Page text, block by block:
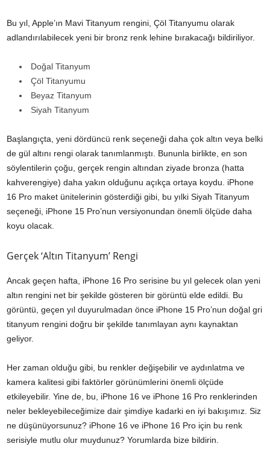
Bu yıl, Apple’ın Mavi Titanyum rengini, Çöl Titanyumu olarak
adlandırılabilecek yeni bir bronz renk lehine bırakacağı bildiriliyor.
Doğal Titanyum
Çöl Titanyumu
Beyaz Titanyum
Siyah Titanyum
Başlangıçta, yeni dördüncü renk seçeneği daha çok altın veya belki
de gül altını rengi olarak tanımlanmıştı. Bununla birlikte, en son
söylentilerin çoğu, gerçek rengin altından ziyade bronza (hatta
kahverengiye) daha yakın olduğunu açıkça ortaya koydu. iPhone
16 Pro maket ünitelerinin gösterdiği gibi, bu yılki Siyah Titanyum
seçeneği, iPhone 15 Pro’nun versiyonundan önemli ölçüde daha
koyu olacak.
Gerçek ‘Altın Titanyum’ Rengi
Ancak geçen hafta, iPhone 16 Pro serisine bu yıl gelecek olan yeni
altın rengini net bir şekilde gösteren bir görüntü elde edildi. Bu
görüntü, geçen yıl duyurulmadan önce iPhone 15 Pro’nun doğal gri
titanyum rengini doğru bir şekilde tanımlayan aynı kaynaktan
geliyor.
Her zaman olduğu gibi, bu renkler değişebilir ve aydınlatma ve
kamera kalitesi gibi faktörler görünümlerini önemli ölçüde
etkileyebilir. Yine de, bu, iPhone 16 ve iPhone 16 Pro renklerinden
neler bekleyebileceğimize dair şimdiye kadarki en iyi bakışımız. Siz
ne düşünüyorsunuz? iPhone 16 ve iPhone 16 Pro için bu renk
serisiyle mutlu olur muydunuz? Yorumlarda bize bildirin.